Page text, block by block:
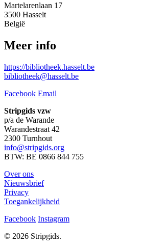
Martelarenlaan 17
3500 Hasselt
België
Meer info
https://bibliotheek.hasselt.be
bibliotheek@hasselt.be
Facebook Email
Stripgids vzw
p/a de Warande
Warandestraat 42
2300 Turnhout
info@stripgids.org
BTW: BE 0866 844 755
Over ons
Nieuwsbrief
Privacy
Toegankelijkheid
Facebook Instagram
© 2026 Stripgids.